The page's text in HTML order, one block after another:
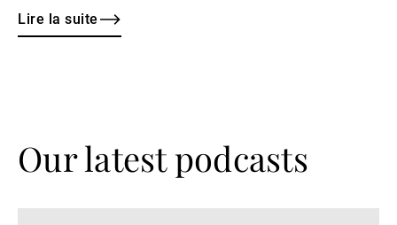
role in powering digital avatars and allowing users to
monetise their content.
Lire la suite
Our latest podcasts